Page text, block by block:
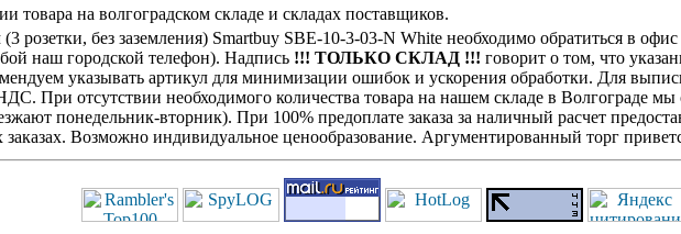
товара на волгоградском складе и складах поставщиков.
розетки, без заземления) Smartbuy SBE-10-3-03-N White необходимо обратиться в
наш городской телефон). Надпись !!! ТОЛЬКО СКЛАД !!! говорит о том, что
указывать артикул для минимизации ошибок и ускорения обработки. Для
При отсутствии необходимого количества товара на нашем складе в Волгограде
понедельник-вторник). При 100% предоплате заказа за наличный расчет
Возможно индивидуальное ценообразование. Аргументированный торг